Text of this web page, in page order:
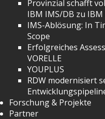
Provinzial schafft
IBM IMS/DB zu
IMS-Ablösung: In
Scope
Erfolgreiches
VORELLE
YOUPLUS
RDW modernisiert
Forschung & Projekte
Partner